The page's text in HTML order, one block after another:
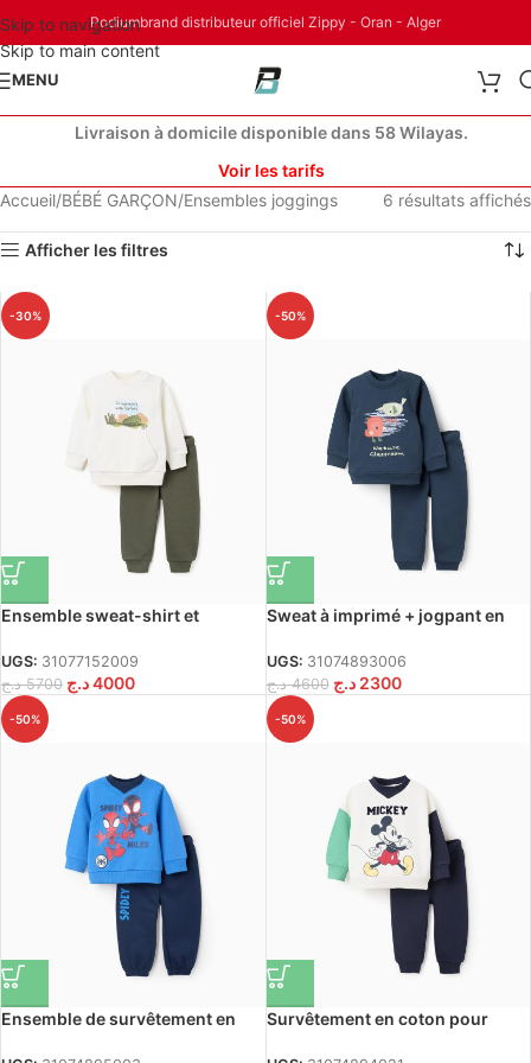
Skip to navigation
Skip to main content
Podiumbrand distributeur officiel Zippy - Oran - Alger
MENU
Livraison à domicile disponible dans 58 Wilayas.
Voir les tarifs
Accueil BÉBÉ GARÇON Ensembles joggings 6 résultats affichés
Afficher les filtres
-30%
Ensemble sweat-shirt et
garçon, blanc/vert foncé
UGS: 31077152009
5700 د.ج 4000د.ج
-50%
Sweat à imprimé + jogpant en
bleu foncé
UGS: 31074893006
4600 د.ج 2300 د.ج
-50%
Ensemble de survêtement en
-50%
Survêtement en coton pour